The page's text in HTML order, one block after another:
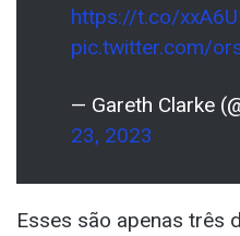
https://t.co/
pic.twitter.com/
— Gareth Clarke
23, 2023
Esses são apenas três